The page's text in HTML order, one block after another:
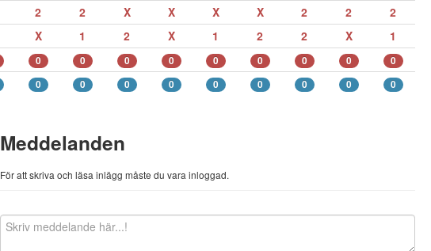
2 2 X X X X 2 2
2
X 1 2 X 1 2 2 X
1
0 0 0 0 0 0 0 0 0
0 0 0 0 0 0 0 0 0
Meddelanden
För att skriva och läsa inlägg måste du vara inloggad.